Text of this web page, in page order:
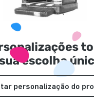
escolha
personalização do